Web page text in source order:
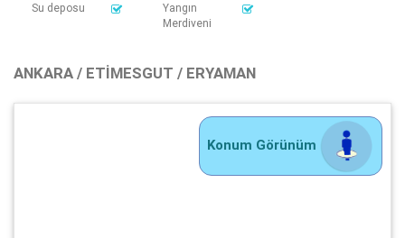
Su deposu
Yangın
Merdiveni
ANKARA / ETIMESGUT / ERYAMAN
Konum Görünüm